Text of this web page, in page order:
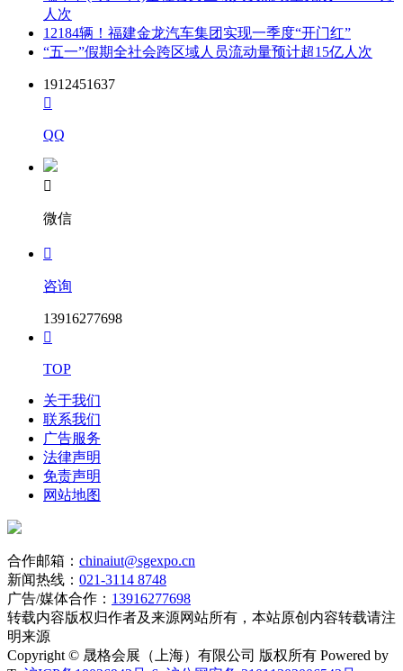
人次
12184辆！福建金龙汽车集团实现一季度“开门红”
“五一”假期全社会跨区域人员流动量预计超15亿人次
1912451637

QQ

微信

咨询
13916277698

TOP
关于我们
联系我们
广告服务
法律声明
免责声明
网站地图
合作邮箱： chinaiut@sgexpo.cn
新闻热线： 021-3114 8748
广告/媒体合作： 13916277698
转载内容版权归作者及来源网站所有，本站原创内容转载请注
明来源
Copyright © 晟格会展（上海）有限公司 版权所有 Powered by